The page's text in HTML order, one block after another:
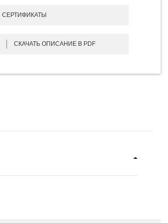
СЕРТИФИКАТЫ
СКАЧАТЬ ОПИСАНИЕ В PDF